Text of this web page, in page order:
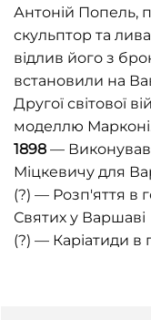
Антоній Попель,
скульптор та
відлив його з
встановили на
Другої світової
моделлю
1898 — Виконував
Міцкевичу для
(?) — Розп'яття в
Святих у Варшаві
(?) — Каріатиди в